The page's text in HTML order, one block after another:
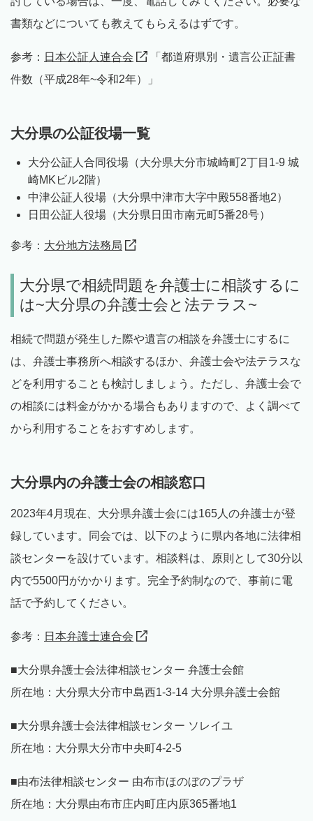
書類などについても教えてもらえるはずです。
参考： 日本公証人連合会
「都道府県別・遺言公正証書
件数（平成28年~令和2年）」
大分県の公証役場一覧
大分公証人合同役場（大分県大分市城崎町2丁目1-9 城
崎MKビル2階）
中津公証人役場（大分県中津市大字中殿558番地2）
日田公証人役場（大分県日田市南元町5番28号）
参考： 大分地方法務局
大分県で相続問題を弁護士に相談するに
は~大分県の弁護士会と法テラス~
相続で問題が発生した際や遺言の相談を弁護士にするに
は、弁護士事務所へ相談するほか、弁護士会や法テラスな
どを利用することも検討しましょう。ただし、弁護士会で
の相談には料金がかかる場合もありますので、よく調べて
から利用することをおすすめします。
大分県内の弁護士会の相談窓口
2023年4月現在、大分県弁護士会には165人の弁護士が登
録しています。同会では、以下のように県内各地に法律相
談センターを設けています。相談料は、原則として30分以
内で5500円がかかります。完全予約制なので、事前に電
話で予約してください。
参考： 日本弁護士連合会
■大分県弁護士会法律相談センター 弁護士会館
所在地：大分県大分市中島西1-3-14 大分県弁護士会館
■大分県弁護士会法律相談センター ソレイユ
所在地：大分県大分市中央町4-2-5
■由布法律相談センター 由布市ほのぼのプラザ
所在地：大分県由布市庄内町庄内原365番地1